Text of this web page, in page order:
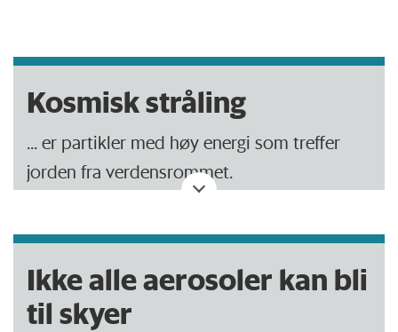
Kosmisk stråling
... er partikler med høy energi som treffer
jorden fra verdensrommet.
energi fra det normale stoffet i
verdensrommet.
Ikke alle aerosoler kan bli
til skyer